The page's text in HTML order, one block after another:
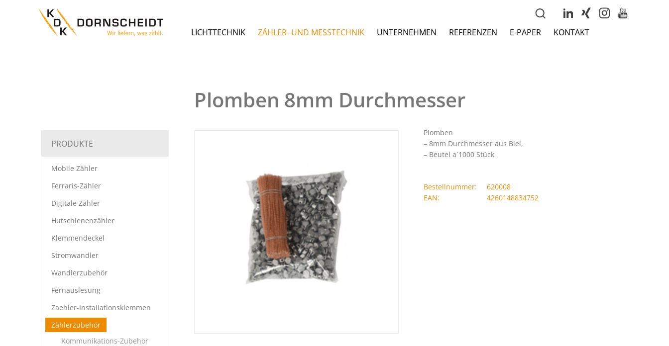
LICHTTECHNIK ZÄHLER- UND MESSTECHNIK UNTERNEHMEN REFERENZEN E-PAPER KONTAKT
PRODUKTE
Mobile Zähler
Ferraris-Zähler
Digitale Zähler
Hutschienenzähler
Klemmendeckel
Stromwandler
Wandlerzubehör
Fernauslesung
Zaehler-Installationsklemmen
Zählerzubehör
Kommunikations-Zubehör
Plomben 8mm Durchmesser
Plomben
– 8mm Durchmesser aus Blei,
– Beutel a´1000 Stück
Bestellnummer:
620008
EAN:
4260148834752